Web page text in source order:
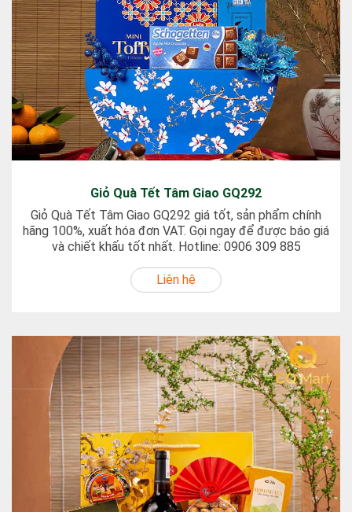
Giỏ Quà Tết Tâm Giao GQ292
Giỏ Quà Tết Tâm Giao GQ292 giá tốt, sản phẩm chính
hãng 100%, xuất hóa đơn VAT. Gọi ngay để được báo giá
và chiết khấu tốt nhất. Hotline: 0906 309 885
Liên hệ